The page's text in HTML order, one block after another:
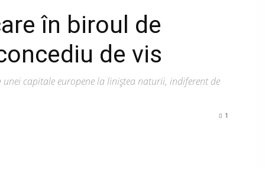
în biroul de
de vis
capitale europene la liniștea naturii, indiferent de
1